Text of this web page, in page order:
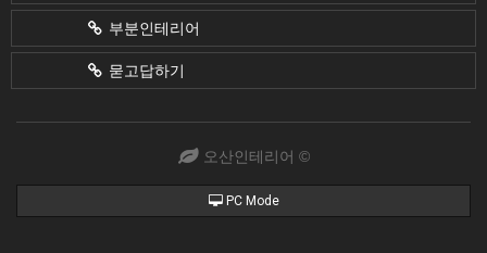
부분인테리어
묻고답하기
오산인테리어 ©
PC Mode